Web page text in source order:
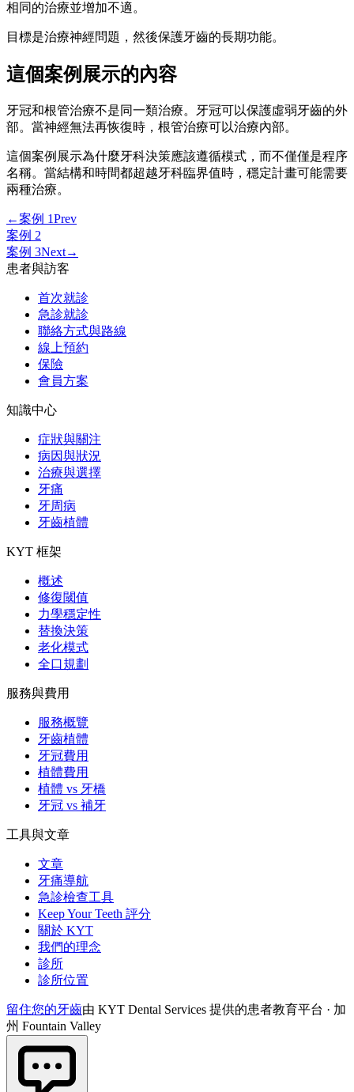
相同的治療並增加不適。
目標是治療神經問題，然後保護牙齒的長期功能。
這個案例展示的內容
牙冠和根管治療不是同一類治療。牙冠可以保護虛弱牙齒的外
部。當神經無法再恢復時，根管治療可以治療內部。
這個案例展示為什麼牙科決策應該遵循模式，而不僅僅是程序
名稱。當結構和時間都超越牙科臨界值時，穩定計畫可能需要
兩種治療。
←案例 1Prev
案例 2
案例 3Next→
患者與訪客
首次就診
急診就診
聯絡方式與路線
線上預約
保險
會員方案
知識中心
症狀與關注
病因與狀況
治療與選擇
牙痛
牙周病
牙齒植體
KYT 框架
概述
修復閾值
力學穩定性
替換決策
老化模式
全口規劃
服務與費用
服務概覽
牙齒植體
牙冠費用
植體費用
植體 vs 牙橋
牙冠 vs 補牙
工具與文章
文章
牙痛導航
急診檢查工具
Keep Your Teeth 評分
關於 KYT
我們的理念
診所
診所位置
留住您的牙齒由 KYT Dental Services 提供的患者教育平台 · 加
州 Fountain Valley